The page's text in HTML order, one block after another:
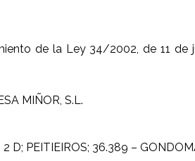
de la Ley 34/2002, de 11
MIÑOR, S.L.
D; PEITIEIROS; 36.389 –